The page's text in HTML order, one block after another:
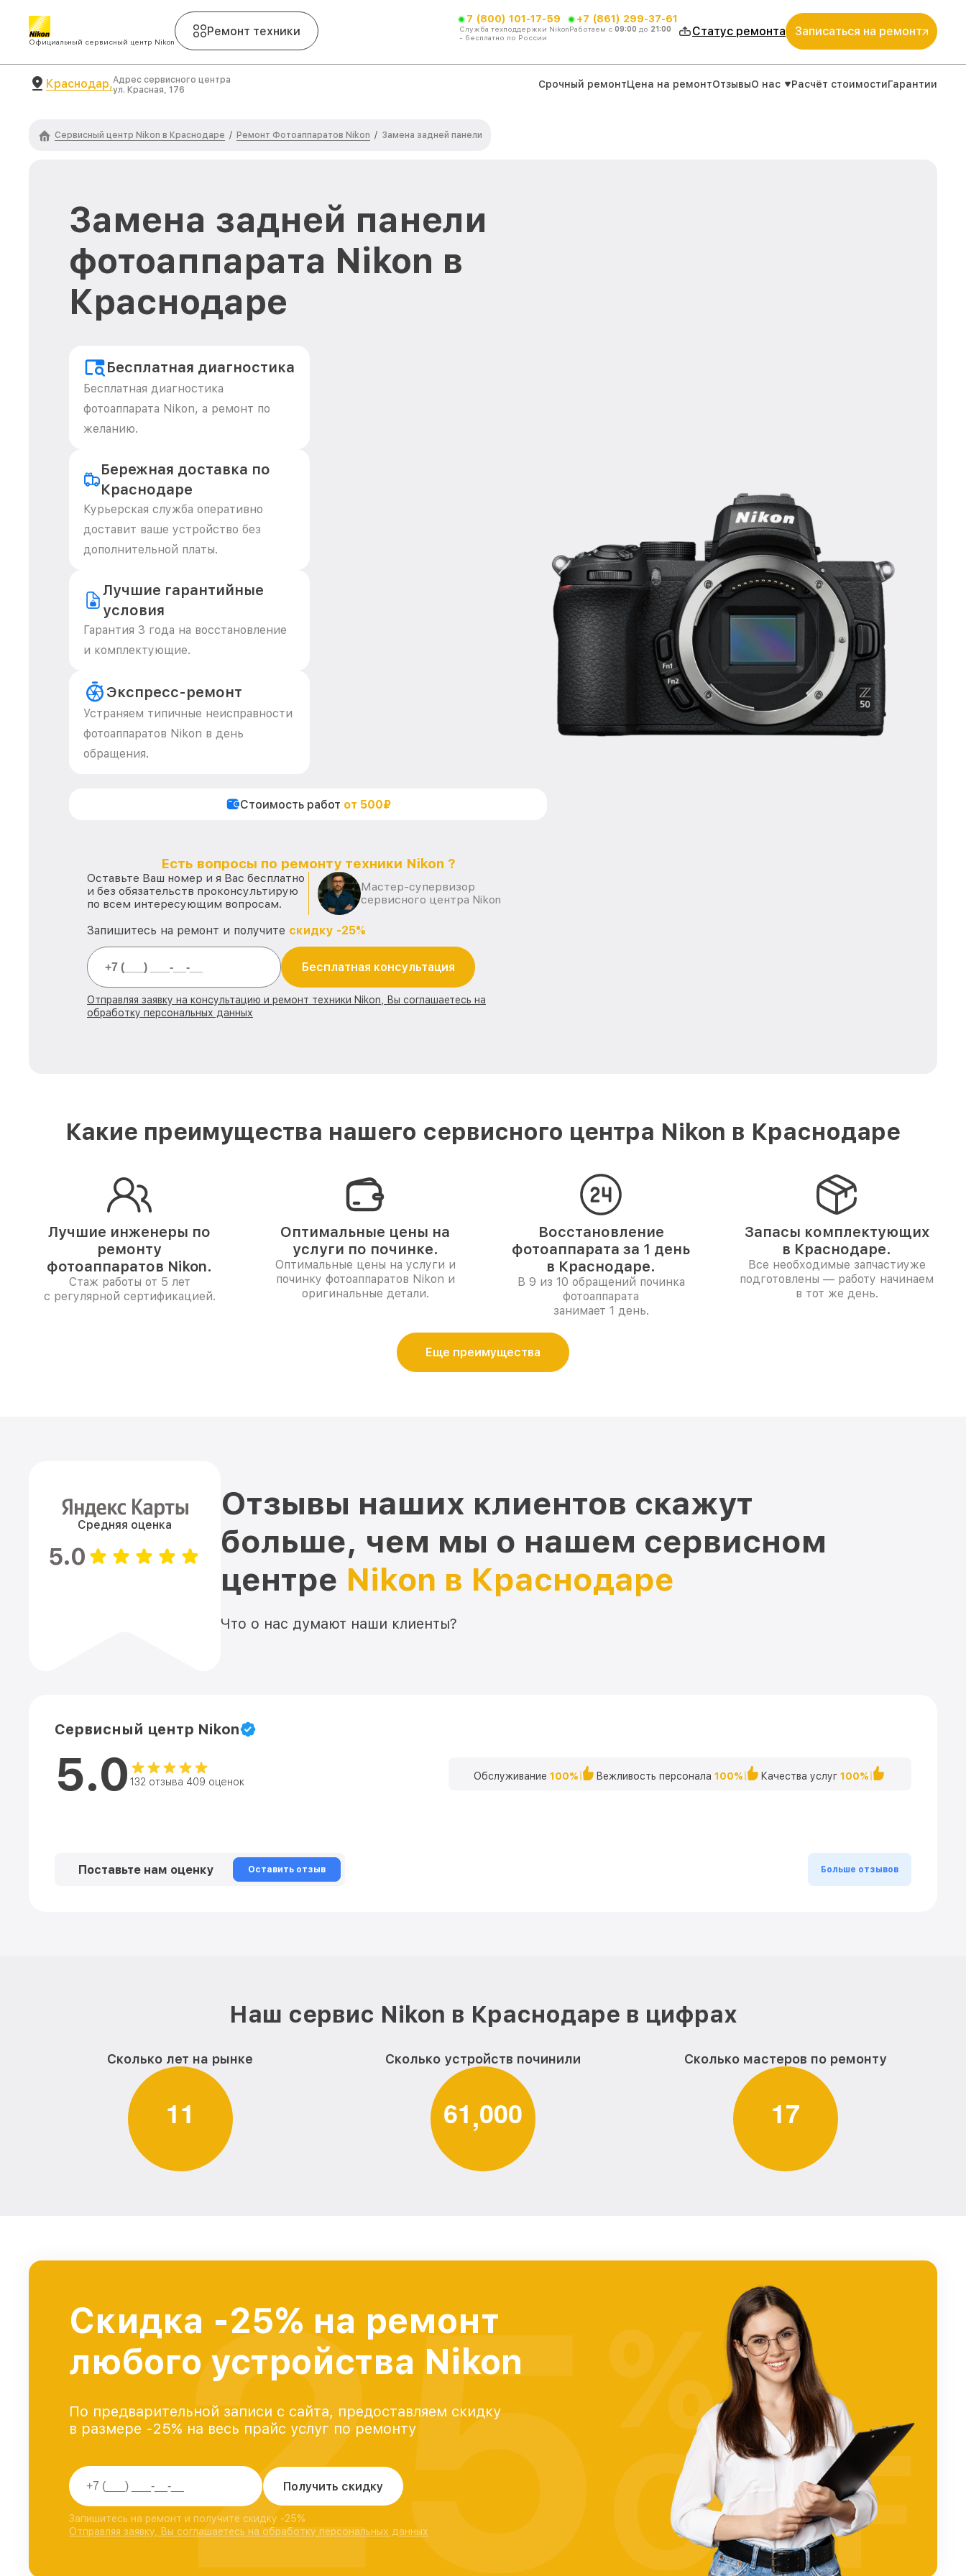
Официальный сервисный центр Nikon
Ремонт техники
7 (800) 101-17-59
Служба техподдержки Nikon
- бесплатно по России
+7 (861) 299-37-61
Работаем с 09:00 до 21:00 Статус ремонта Записаться на ремонт
Краснодар,Адрес сервисного центра
ул. Красная, 176
Срочный ремонтЦена на ремонтОтзывыО нас Расчёт стоимостиГарантии
Сервисный центр Nikon в Краснодаре / Ремонт Фотоаппаратов Nikon / Замена задней панели
Замена задней панели
фотоаппарата Nikon в
Краснодаре
Бесплатная диагностика
Бесплатная диагностика
фотоаппарата Nikon, а ремонт по
желанию.
Бережная доставка по
Краснодаре
Курьерская служба оперативно
доставит ваше устройство без
дополнительной платы.
Лучшие гарантийные
условия
Гарантия 3 года на восстановление
и комплектующие.
Экспресс-ремонт
Устраняем типичные неисправности
фотоаппаратов Nikon в день
обращения.
Стоимость работ от 500₽
Есть вопросы по ремонту техники Nikon ?
Оставьте Ваш номер и я Вас бесплатно
и без обязательств проконсультирую
по всем интересующим вопросам.
Мастер-супервизор
сервисного центра Nikon
Запишитесь на ремонт и получите скидку -25%
Бесплатная консультация
Отправляя заявку на консультацию и ремонт техники Nikon, Вы соглашаетесь на
обработку персональных данных
Какие преимущества нашего сервисного центра Nikon в Краснодаре
Лучшие инженеры по
ремонту
фотоаппаратов Nikon.
Стаж работы от 5 лет
с регулярной сертификацией.
Оптимальные цены на
услуги по починке.
Оптимальные цены на услуги и
починку фотоаппаратов Nikon и
оригинальные детали.
Восстановление
фотоаппарата за 1 день
в Краснодаре.
В 9 из 10 обращений починка
фотоаппарата
занимает 1 день.
Запасы комплектующих
в Краснодаре.
Все необходимые запчастиуже
подготовлены — работу начинаем
в тот же день.
Еще преимущества
Средняя оценка
5.0
Отзывы наших клиентов скажут
больше, чем мы о нашем сервисном
центре Nikon в Краснодаре
Что о нас думают наши клиенты?
Сервисный центр Nikon
5.0 132 отзыва 409 оценок Обслуживание 100% Вежливость персонала 100% Качества услуг 100%
Поставьте нам оценку Оставить отзыв Больше отзывов
Наш сервис Nikon в Краснодаре в цифрах
Сколько лет на рынке
11
Сколько устройств починили
61,000
Сколько мастеров по ремонту
17
Скидка -25% на ремонт
любого устройства Nikon
По предварительной записи с сайта, предоставляем скидку
в размере -25% на весь прайс услуг по ремонту
Получить скидку
Запишитесь на ремонт и получите скидку -25%
Отправляя заявку, Вы соглашаетесь на обработку персональных данных
25 %
OFF